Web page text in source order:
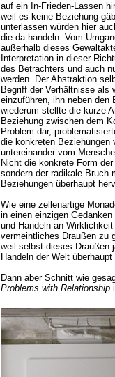
auf ein In-Frieden-Lassen
weil es keine Beziehung
unterlassen würden hier
die da handeln. Vom
außerhalb dieses
Interpretation in dieser
des Betrachters und auch
werden. Der Abstraktion
Begriff der Verhältnisse als
einzuführen, ihn neben den
wiederum stellte die kurze
Beziehung zwischen dem
Problem dar,
die konkreten
untereinander vom
Nicht die konkrete Form
sondern der radikale Bruch
Beziehungen überhaupt
Wie eine zellenartige
in einen einzigen
und Handeln an
vermeintliches Draußen zu
weil selbst dieses Draußen
Handeln der Welt
Dann aber Schnitt wie
Problems with Relationship